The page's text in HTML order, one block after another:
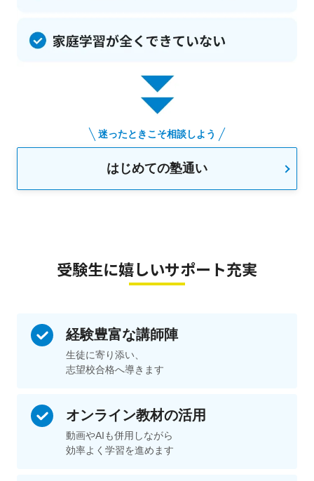
迷ったときこそ相談しよう
はじめての塾通い
受験生に嬉しいサポート充実
経験豊富な講師陣
生徒に寄り添い、
志望校合格へ導きます
オンライン教材の活用
動画やAIも併用しながら
効率よく学習を進めます